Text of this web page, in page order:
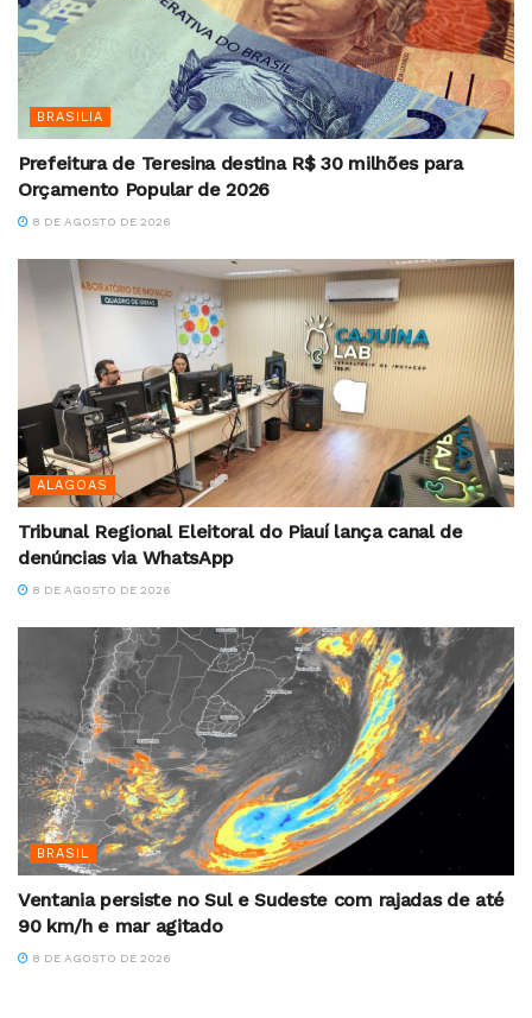
BRASILIA
Prefeitura de Teresina destina R$ 30 milhões para
Orçamento Popular de 2026
8 DE AGOSTO DE 2026
ALAGOAS
Tribunal Regional Eleitoral do Piauí lança canal de
denúncias via WhatsApp
8 DE AGOSTO DE 2026
BRASIL
Ventania persiste no Sul e Sudeste com rajadas de até
90 km/h e mar agitado
8 DE AGOSTO DE 2026